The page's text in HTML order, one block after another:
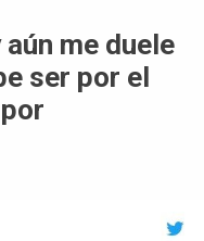
me duele
ser por el